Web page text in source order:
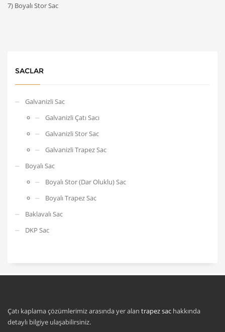
7) Boyalı Stor Sac
SACLAR
Galvanizli Sac
Galvanizli Çatı Sacı
Galvanizli Stor Sac
Galvanizli Trapez Sac
Boyalı Sac
Boyalı Stor (Dar Oluklu) Sac
Boyalı Trapez Sac
Baklavalı Sac
DKP Sac
Çatı kaplama çözümlerimiz arasında yer alan trapez sac hakkında
detaylı bilgiye ulaşabilirsiniz.